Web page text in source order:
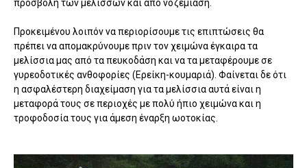
προσβολή των μελισσών και από νοζεμίαση.
Προκειμένου λοιπόν να περιορίσουμε τις επιπτώσεις θα
πρέπει να απομακρύνουμε πριν τον χειμώνα έγκαιρα τα
μελίσσια μας από τα πευκοδάση και να τα μεταφέρουμε σε
γυρεοδοτικές ανθοφορίες (Ερείκη-κουμαριά). Φαίνεται δε ότι
η ασφαλέστερη διαχείμαση για τα μελίσσια αυτά είναι η
μεταφορά τους σε περιοχές με πολύ ήπιο χειμώνα και η
τροφοδοσία τους για άμεση έναρξη ωοτοκίας.